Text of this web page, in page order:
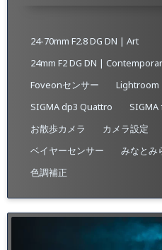
24-70mm F2.8 DG DN | Art
24mm F2 DG DN |
Foveonセンサー
Lightroom
SIGMA dp3 Quattro
SIGMA
お散歩カメラ
カメラ設定
ベイヤーセンサー
みなとみ
色調補正